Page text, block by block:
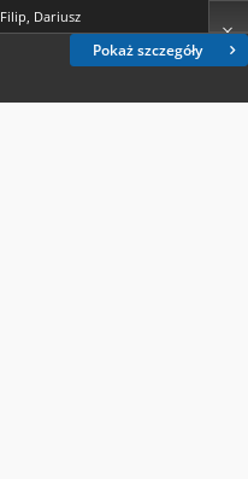
Pokaż szczegóły
Filip, Dariusz